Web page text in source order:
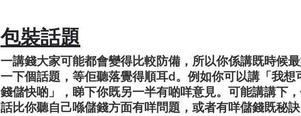
包裝話題
一講錢大家可能都會變得比較防備，所以你係講既時候
一下個話題，等佢聽落覺得順耳d。例如你可以講「我想
錢儲快啲」，睇下你既另一半有啲咩意見。可能講講下
話比你聽自己喺儲錢方面有咩問題，或者有咩儲錢既秘訣